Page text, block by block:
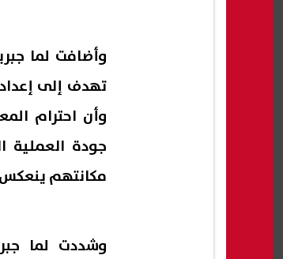
وأضافت لما
تهدف إلى
وأن احترام
جودة العملية
مكانتهم ينعكس
وشددت لما